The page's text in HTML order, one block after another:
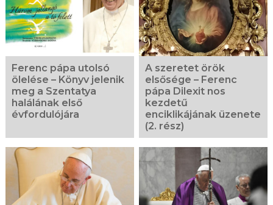
Ferenc pápa utolsó
ölelése – Könyv jelenik
meg a Szentatya
halálának első
évfordulójára
A szeretet örök
elsősége – Ferenc
pápa Dilexit nos
kezdetű
enciklikájának üzenete
(2. rész)